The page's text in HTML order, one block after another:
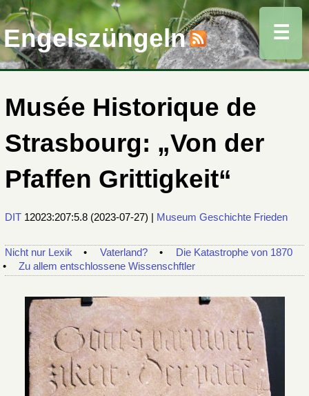
Engelszüngeln
Musée Historique de
Strasbourg: „Von der
Pfaffen Grittigkeit“
DIT 12023:207:5.8 (2023-07-27) | Museum Geschichte Frieden
Nicht nur Lexik Vaterland?
Die Katastrophe von 1870
Zu allem entschlossene Wissenschftler
☰